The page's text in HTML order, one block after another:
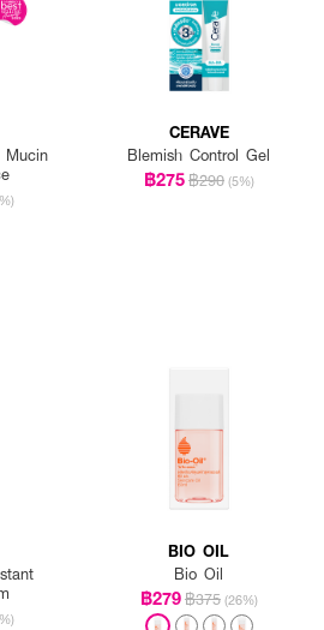
Mucin
CERAVE
Blemish Control Gel
฿275฿290 (5%)
BIO OIL
Bio Oil
฿279฿375 (26%)